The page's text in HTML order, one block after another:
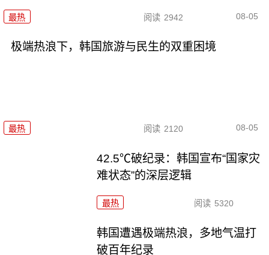
最热 阅读 2942 08-05
极端热浪下，韩国旅游与民生的双重困境
最热 阅读 2120 08-05
42.5℃破纪录：韩国宣布“国家灾
难状态”的深层逻辑
最热 阅读 5320
韩国遭遇极端热浪，多地气温打
破百年纪录